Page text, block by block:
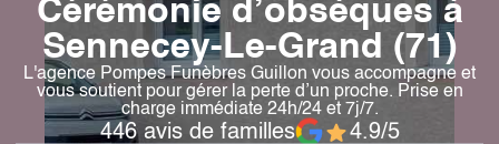
Cérémonie d’obsèques à
Sennecey-Le-Grand (71)
L'agence Pompes Funèbres Guillon vous accompagne et
vous soutient pour gérer la perte d’un proche. Prise en
charge immédiate 24h/24 et 7j/7.
446 avis de familles 4.9/5